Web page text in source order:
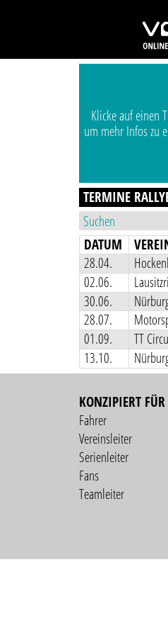
Klicke auf einen
um mehr Infos zu
TERMINE
DATUM
28.04.
02.06.
30.06.
28.07.
01.09.
TT
13.10.
KONZIPIERT FÜR
Fahrer
Vereinsleiter
Serienleiter
Fans
Teamleiter